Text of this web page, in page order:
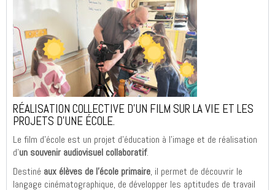
RÉALISATION COLLECTIVE D’UN FILM SUR LA VIE ET LES
PROJETS D’UNE ÉCOLE.
Le film d’école est un projet d’éducation à l’image et de réalisation
d’un souvenir audiovisuel collaboratif.
Destiné aux élèves de l’école primaire, il permet de découvrir le
langage cinématographique, de développer les aptitudes de travail